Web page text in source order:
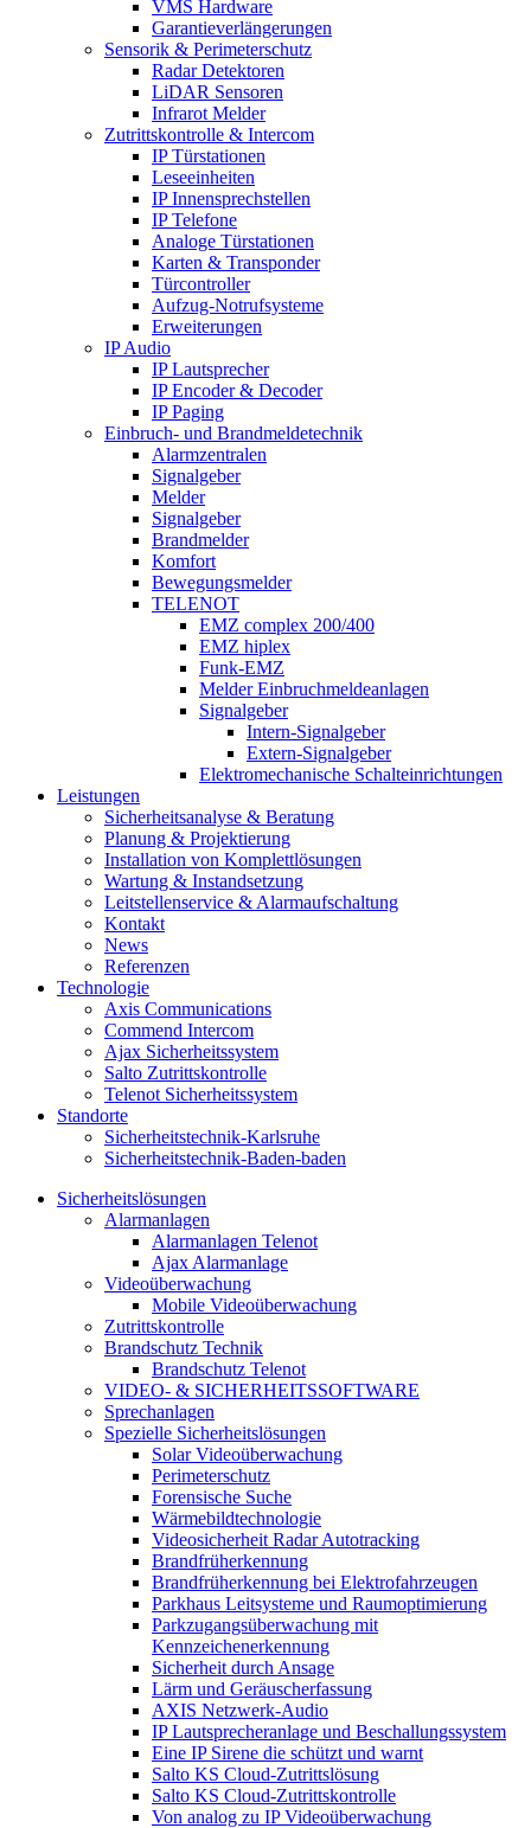
VMS Hardware
Garantieverlängerungen
Sensorik & Perimeterschutz
Radar Detektoren
LiDAR Sensoren
Infrarot Melder
Zutrittskontrolle & Intercom
IP Türstationen
Leseeinheiten
IP Innensprechstellen
IP Telefone
Analoge Türstationen
Karten & Transponder
Türcontroller
Aufzug-Notrufsysteme
Erweiterungen
IP Audio
IP Lautsprecher
IP Encoder & Decoder
IP Paging
Einbruch- und Brandmeldetechnik
Alarmzentralen
Signalgeber
Melder
Signalgeber
Brandmelder
Komfort
Bewegungsmelder
TELENOT
EMZ complex 200/400
EMZ hiplex
Funk-EMZ
Melder Einbruchmeldeanlagen
Signalgeber
Intern-Signalgeber
Extern-Signalgeber
Elektromechanische Schalteinrichtungen
Leistungen
Sicherheitsanalyse & Beratung
Planung & Projektierung​
Installation von Komplettlösungen
Wartung & Instandsetzung
Leitstellenservice & Alarmaufschaltung
Kontakt
News
Referenzen
Technologie
Axis Communications
Commend Intercom
Ajax Sicherheitssystem​
Salto Zutrittskontrolle
Telenot Sicherheitssystem
Standorte
Sicherheitstechnik-Karlsruhe
Sicherheitstechnik-Baden-baden
Sicherheitslösungen
Alarmanlagen
Alarmanlagen Telenot
Ajax Alarmanlage
Videoüberwachung
Mobile Videoüberwachung
Zutrittskontrolle
Brandschutz Technik
Brandschutz Telenot
VIDEO- & SICHERHEITSSOFTWARE
Sprechanlagen
Spezielle Sicherheitslösungen
Solar Videoüberwachung
Perimeterschutz
Forensische Suche
Wärmebildtechnologie
Videosicherheit Radar Autotracking​
Brandfrüherkennung
Brandfrüherkennung bei Elektrofahrzeugen
Parkhaus Leitsysteme und Raumoptimierung
Parkzugangsüberwachung mit
Kennzeichenerkennung
Sicherheit durch Ansage
Lärm und Geräuscherfassung
AXIS Netzwerk-Audio
IP Lautsprecheranlage und Beschallungssystem
Eine IP Sirene die schützt und warnt
Salto KS Cloud-Zutrittslösung
Salto KS Cloud-Zutrittskontrolle
Von analog zu IP Videoüberwachung